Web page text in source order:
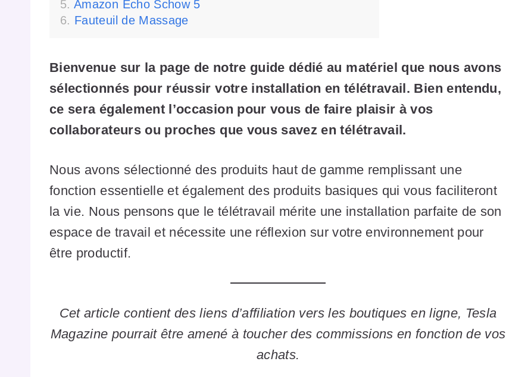
Amazon Echo Schow 5
Fauteuil de Massage
Bienvenue sur la page de notre guide dédié au matériel que nous avons
sélectionnés pour réussir votre installation en télétravail. Bien entendu,
ce sera également l’occasion pour vous de faire plaisir à vos
collaborateurs ou proches que vous savez en télétravail.
Nous avons sélectionné des produits haut de gamme remplissant une
fonction essentielle et également des produits basiques qui vous faciliteront
la vie. Nous pensons que le télétravail mérite une installation parfaite de son
espace de travail et nécessite une réflexion sur votre environnement pour
être productif.
Cet article contient des liens d’affiliation vers les boutiques en ligne, Tesla
Magazine pourrait être amené à toucher des commissions en fonction de vos
achats.